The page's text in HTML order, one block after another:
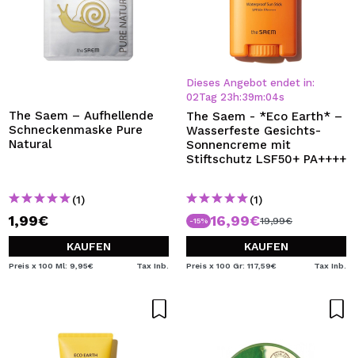
The Saem – Aufhellende
Schneckenmaske Pure
Natural
(1)
1,99€
KAUFEN
Preis x 100 Ml: 9,95€ Tax Inb.
Dieses Angebot endet in:
02Tag 23 h:39m:04s
The Saem - *Eco Earth* –
Wasserfeste Gesichts-
Sonnencreme mit
Stiftschutz LSF50+ PA++++
(1)
-15% 16,99€19,99€
KAUFEN
Preis x 100 Gr: 117,59€ Tax Inb.